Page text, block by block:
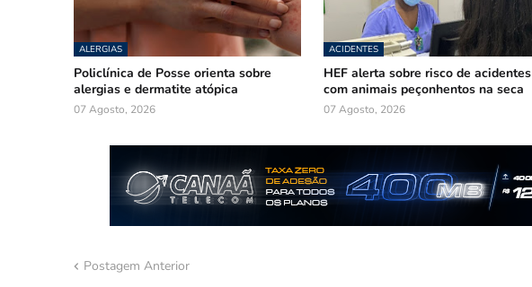
ALERGIAS
Policlínica de Posse orienta sobre
alergias e dermatite atópica
07 Agosto, 2026
ACIDENTES
HEF alerta sobre risco de acidentes
com animais peçonhentos na seca
07 Agosto, 2026
Postagem Anterior